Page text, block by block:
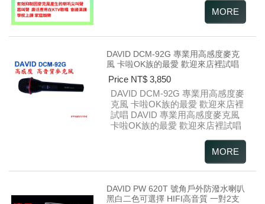
DAVID DCM-92G 專業用高感度麥克
風 卡啦OK族的最愛 歡迎來店裡試唱
Price NT$ 3,850
DAVID DCM-92G 專業用高感度麥
克風 卡啦OK族的最愛 歡迎來店裡
試唱 DAVID 專業用高感度麥克風
卡啦OK族的最愛 歡迎來店裡試唱
DAVID PW 620T 號角戶外防潑水喇叭
黑白二色可選擇 HIFI高音質 一對2支